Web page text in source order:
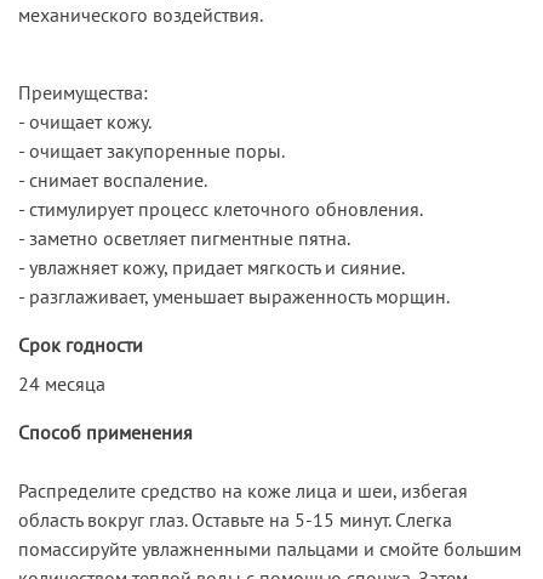
механического воздействия.
Преимущества:
- очищает кожу.
- очищает закупоренные поры.
- снимает воспаление.
- стимулирует процесс клеточного обновления.
- заметно осветляет пигментные пятна.
- увлажняет кожу, придает мягкость и сияние.
- разглаживает, уменьшает выраженность морщин.
Срок годности
24 месяца
Способ применения
Распределите средство на коже лица и шеи, избегая
область вокруг глаз. Оставьте на 5-15 минут. Слегка
помассируйте увлажненными пальцами и смойте большим